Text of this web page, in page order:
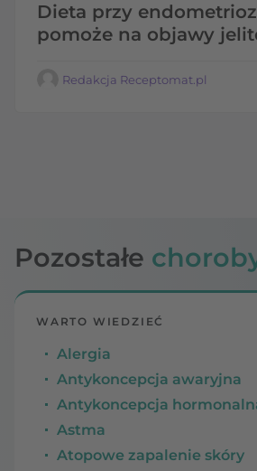
Dieta przy
pomoże na objawy
Redakcja Receptomat.pl
Pozostałe
WARTO WIEDZIEĆ
Alergia
Antykoncepcja awaryjna
Antykoncepcja
Astma
Atopowe zapalenie skóry